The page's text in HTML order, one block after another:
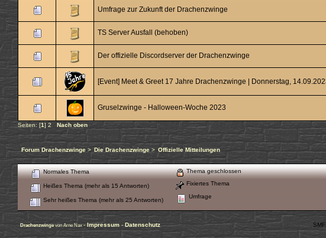
Umfrage zur Zukunft der Drachenzwinge
TS Server Ausfall (behoben)
Der offizielle Discordserver der Drachenzwinge
[Event] Meet & Greet 17 Jahre Drachenzwinge | Donnerstag,
Gruselzwinge - Halloween-Woche 2023
Seiten: [1] 2 Nach oben
Forum Drachenzwinge > Die Drachenzwinge> Offizielle Mitteilungen
Normales Thema
Heißes Thema (mehr als 15 Antworten)
Sehr heißes Thema (mehr als 25 Antworten)
Thema geschlossen
Fixiertes Thema
Umfrage
Drachenzwinge von Arne Nax- Impressum - Datenschutz